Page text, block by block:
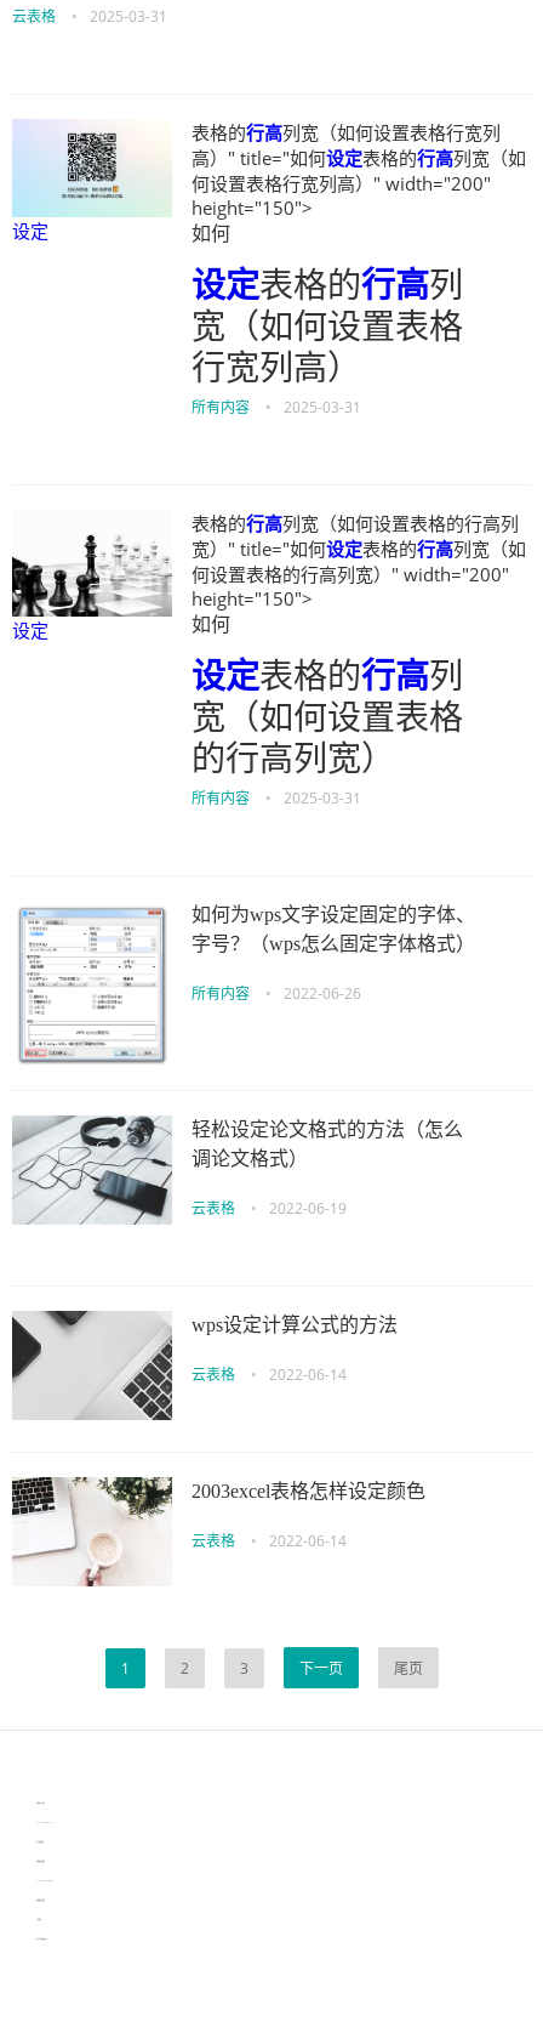
云表格 • 2025-03-31
设定
表格的行高列宽（如何设置表格行宽列
高）" title="如何设定表格的行高列宽（如
何设置表格行宽列高）" width="200"
height="150">
如何
设定表格的行高列
宽（如何设置表格
行宽列高）
所有内容 • 2025-03-31
设定
表格的行高列宽（如何设置表格的行高列
宽）" title="如何设定表格的行高列宽（如
何设置表格的行高列宽）" width="200"
height="150">
如何
设定表格的行高列
宽（如何设置表格
的行高列宽）
所有内容 • 2025-03-31
如何为wps文字设定固定的字体、
字号？（wps怎么固定字体格式）
所有内容 • 2022-06-26
轻松设定论文格式的方法（怎么
调论文格式）
云表格 • 2022-06-19
wps设定计算公式的方法
云表格 • 2022-06-14
2003excel表格怎样设定颜色
云表格 • 2022-06-14
1 2 3 下一页 尾页